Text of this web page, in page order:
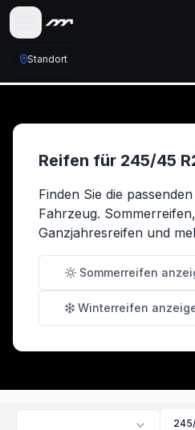
Standort
Reifen für 245/45 R
Finden Sie die
Fahrzeug.
Ganzjahresreifen und
Sommerreifen
Winterreifen